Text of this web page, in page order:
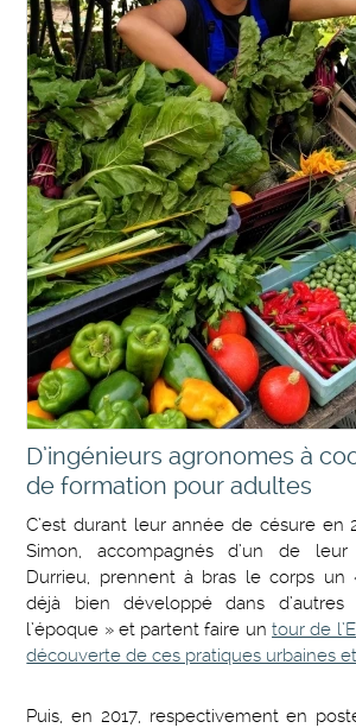
D’ingénieurs agronomes à
de formation pour adultes
C’est durant leur année de césure en
Simon, accompagnés d’un de leur
Durrieu, prennent à bras le corps un
déjà bien développé dans d’autres
l’époque » et partent faire un tour de
découverte de ces pratiques urbaines
Puis, en 2017, respectivement en